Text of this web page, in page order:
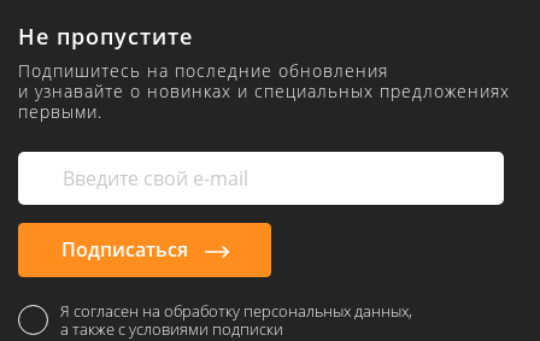
Не пропустите
Подпишитесь на последние обновления
и узнавайте о новинках и специальных предложениях
первыми.
Подписаться
Я согласен на обработку персональных данных,
а также с условиями подписки